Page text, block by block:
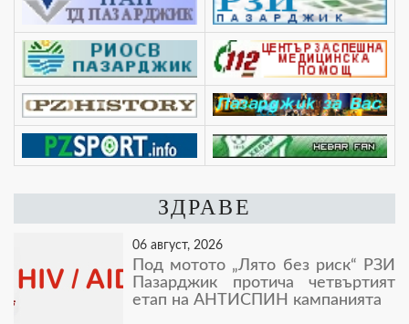
ЗДРАВЕ
06 август, 2026
Под мотото „Лято без риск“ РЗИ
Пазарджик протича четвъртият
етап на АНТИСПИН кампанията